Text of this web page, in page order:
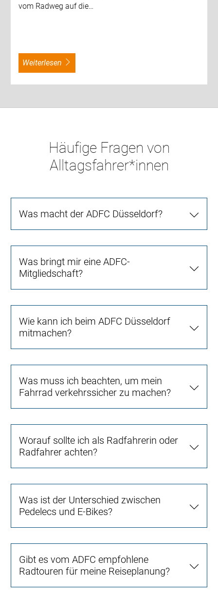
vom Radweg auf die…
weiterlesen
Häufige Fragen von
Alltagsfahrer*innen
Was macht der ADFC Düsseldorf?
Was bringt mir eine ADFC-
Mitgliedschaft?
Wie kann ich beim ADFC Düsseldorf
mitmachen?
Was muss ich beachten, um mein
Fahrrad verkehrssicher zu machen?
Worauf sollte ich als Radfahrerin oder
Radfahrer achten?
Was ist der Unterschied zwischen
Pedelecs und E-Bikes?
Gibt es vom ADFC empfohlene
Radtouren für meine Reiseplanung?